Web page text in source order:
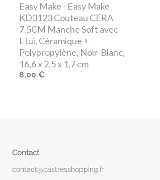
Easy Make - Easy Make
KD3123 Couteau CERA
7.5CM Manche Soft avec
Etui, Céramique +
Polypropylène, Noir-Blanc,
16,6 x 2,5 x 1,7 cm
8,00 €
Contact
contact@castresshopping.fr